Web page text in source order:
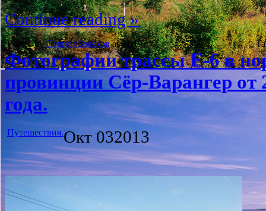
Continue reading »
Posted byСергей Белеховat 01:19
Фотографии трассы Е-6 в
провинции Сёр-Варангер от
года.
Путешествия.Окт 032013